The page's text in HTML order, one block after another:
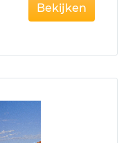
Bekijken